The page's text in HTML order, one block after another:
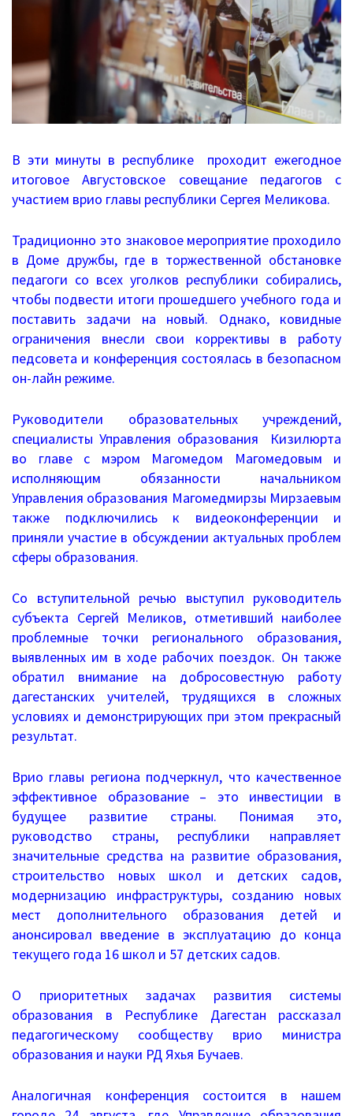
Архив приказов
Информационные письма
Письма 2021-2023
Письма 2018-2019
Архив писем
План работы
Прием иностранных граждан
ГИА 2026
Конфликтная комиссия
ЕГЭ/ОГЭ
Документы о ЕГЭ
Информация о ЕГЭ
Расписание ГИА
Медалисты
Образование
РИС ЭОД
Программа развития
Августовские доклады
Психолого-педагогический класс
Дистанционное образование
Дошкольное образование
Перечень информационных систем
Всероссийская олимпиада школьников
Деятельность
Школа Минпроса России
Школьное питание
Комплексная безопасность
Противодействие терроризму и
экстремизму
Безопасность дорожного движения
ВКС
В эти минуты в республике проходит ежегодное
итоговое Августовское совещание педагогов с
участием врио главы республики Сергея Меликова.
Традиционно это знаковое мероприятие проходило
в Доме дружбы, где в торжественной обстановке
педагоги со всех уголков республики собирались,
чтобы подвести итоги прошедшего учебного года и
поставить задачи на новый. Однако, ковидные
ограничения внесли свои коррективы в работу
педсовета и конференция состоялась в безопасном
он-лайн режиме.
Руководители образовательных учреждений,
специалисты Управления образования Кизилюрта
во главе с мэром Магомедом Магомедовым и
исполняющим обязанности начальником
Управления образования Магомедмирзы Мирзаевым
также подключились к видеоконференции и
приняли участие в обсуждении актуальных проблем
сферы образования.
Со вступительной речью выступил руководитель
субъекта Сергей Меликов, отметивший наиболее
проблемные точки регионального образования,
выявленных им в ходе рабочих поездок. Он также
обратил внимание на добросовестную работу
дагестанских учителей, трудящихся в сложных
условиях и демонстрирующих при этом прекрасный
результат.
Врио главы региона подчеркнул, что качественное
эффективное образование – это инвестиции в
будущее развитие страны. Понимая это,
руководство страны, республики направляет
значительные средства на развитие образования,
строительство новых школ и детских садов,
модернизацию инфраструктуры, созданию новых
мест дополнительного образования детей и
анонсировал введение в эксплуатацию до конца
текущего года 16 школ и 57 детских садов.
О приоритетных задачах развития системы
образования в Республике Дагестан рассказал
педагогическому сообществу врио министра
образования и науки РД Яхья Бучаев.
Аналогичная конференция состоится в нашем